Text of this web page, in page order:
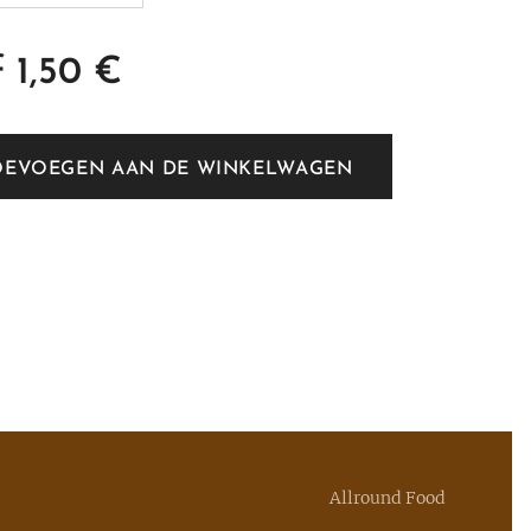
1,50 €
AAN DE WINKELWAGEN
Allround Food